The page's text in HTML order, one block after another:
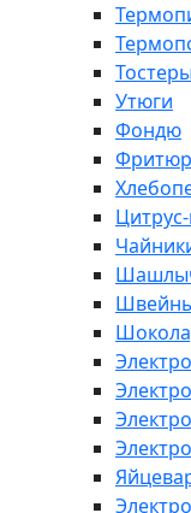
Тостеры
Утюги
Фондю